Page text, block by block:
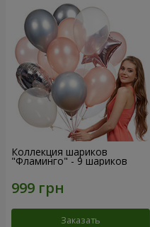
Коллекция шариков
"Фламинго" - 9 шариков
Заказать